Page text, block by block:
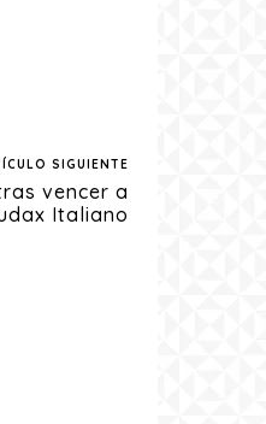
SIGUIENTE
vencer a
Italiano